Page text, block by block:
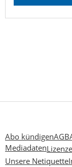
Abo kündigenAGB
Mediadaten
Unsere Netiquette